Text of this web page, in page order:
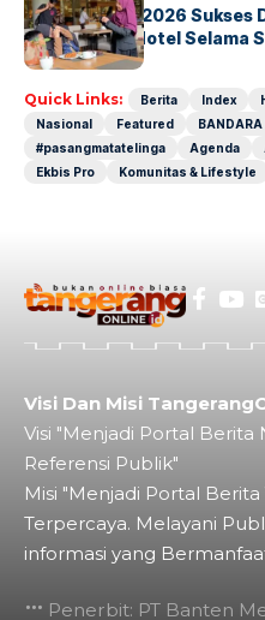
GM For A Day 2026 Sukses
Operasional Hotel Selama
Quick Links: Berita Index
Nasional
Featured
#pasangmatatelinga
Agenda
Ekbis Pro
Komunitas & Lifestyle
Visi Dan Misi
Visi "Menjadi Portal Berita
Referensi Publik"
Misi "Menjadi Portal
Terpercaya. Melayani
informasi yang
Penerbit: PT Banten